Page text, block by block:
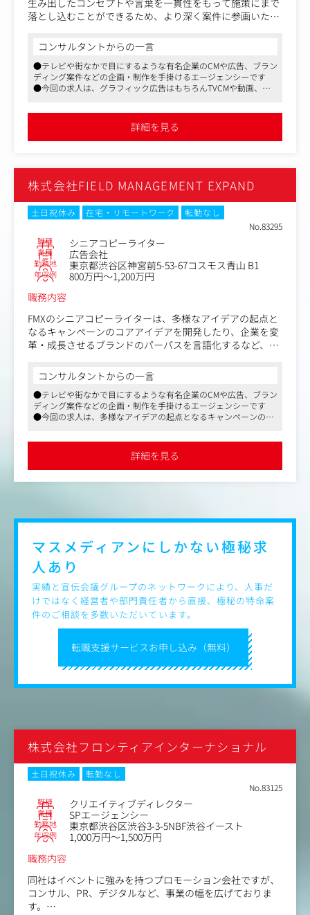
生み出したコンセプトや言葉を一貫性をもって施策にまで
落とし込むことができるため、より深く案件に参画いただ
またFMXのコピーライターはCMのコンテも切ります。
文字だけでなく、ダイナミックに活躍いただくことが特徴
です。
●屋外広告や動画サムネイルといったグラフィック表現の
●TVCMを含むフィルムの企画・スクリプト制作 など
【所属組織について】
クリエイティブ部門では案件ごとに最適なチームを編成し
て向き合います。
アイデアファーストの精神で、年齢や立場に関係なく積極
的に意見を交換し合うカルチャーが根付いており、新人で
も積極的に案件にjoinするなど、年功序列という概念があ
りません。
部署間の壁もなく、混ざり合って集中的に課題に向き合い
ますので意思決定が速く、納得行くまでクオリティの磨き
込みに時間をかける点も特徴です。
コンサルタントからの一言
●テレビや街なかで目にするような有名企業のCMや広告、ブラン
ディング案件などの企画・制作を手掛けるエージェンシーです
●今回の求人は、グラフィック広告はもちろんTVCMや動画、デ
●同社には複数職種でマスメディアン経由でのご入社実績があり
詳細を見る
株式会社FIELD MANAGEMENT EXPAND
土日祝休み 在宅・リモートワーク
転勤なし
No.83295
職種 シニアコピーライター
業種 広告会社
勤務地 東京都渋谷区神宮前5-53-67コスモス青山 B1
年収例
800万円～1,200万円
職務内容
FMXのシニアコピーライターは、多様なアイデアの起点と
なるキャンペーンのコアアイデアを開発したり、企業を変
革・成長させるブランドのパーパスを言語化するなど、よ
ブランドと向き合い、チームを率いてCD的に立ち回るな
ど、言葉のプロとして活動いただきます。
具体的には
●ブランドのあるべき姿を指し示す
●生活者の記憶に残り、行動を変える、インパクトのある
●ビッグアイデアによってキャンペーンを太く、強く動か
●印象的なCMナレーションや言葉を生み出す
【WORKS】
https://group-fm.com/agency/
※ページ下部『Cases』よりご覧いただけます
【所属組織について】
クリエイティブ部門では案件ごとに最適なチームを編成し
て向き合います。
アイデアファーストの精神で、年齢や立場に関係なく積極
的に意見を交換し合うカルチャーが根付いており、新人で
も積極的に案件にjoinするなど、年功序列という概念があ
ますので意思決定が速く、納得行くまでクオリティの磨き
込みに時間をかける点も特徴です。
コンサルタントからの一言
●テレビや街なかで目にするような有名企業のCMや広告、ブラン
ディング案件などの企画・制作を手掛けるエージェンシーです
●今回の求人は、多様なアイデアの起点となるキャンペーンのコ
考を行っていただくシニアコピーライターポジションです
●同社には複数職種でマスメディアン経由でのご入社実績があり
ます
詳細を見る
転職支援サービスお申し込み（無料）
マスメディアンにしかない極秘求
人あり
実績と宣伝会議グループのネットワークにより、人事だ
けではなく経営者や部門責任者から直接、極秘の特命案
件のご相談を多数いただいています。
株式会社フロンティアインターナショナル
土日祝休み
転勤なし
No.83125
職種 クリエイティブディレクター
業種 SPエージェンシー
勤務地 東京都渋谷区渋谷3-3-5NBF渋谷イースト
年収例
1,000万円～1,500万円
職務内容
同社はイベントに強みを持つプロモーション会社ですが、
コンサル、PR、デジタルなど、事業の幅を広げておりま
す。